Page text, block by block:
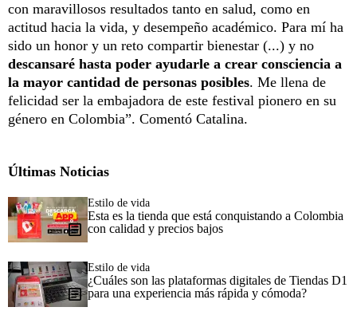
con maravillosos resultados tanto en salud, como en
actitud hacia la vida, y desempeño académico. Para mí ha
sido un honor y un reto compartir bienestar (...) y no
descansaré hasta poder ayudarle a crear consciencia a
la mayor cantidad de personas posibles. Me llena de
felicidad ser la embajadora de este festival pionero en su
género en Colombia”. Comentó Catalina.
Últimas Noticias
Estilo de vida
Esta es la tienda que está conquistando a Colombia
con calidad y precios bajos
Estilo de vida
¿Cuáles son las plataformas digitales de Tiendas D1
para una experiencia más rápida y cómoda?